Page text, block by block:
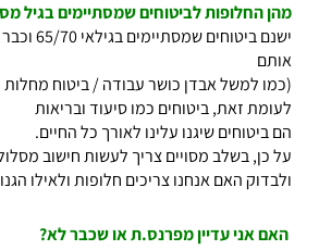
מהן החלופות לביטוחים שמסתיימים בגיל
ישנם
אותם
(כמו למשל אבדן כושר עבודה / ביטוח
לעומת זאת, ביטוחים כמו סיעוד ובריאות
הם ביטוחים שיגנו עלינו לאורך כל החיים.
על כן, בשלב מסויים צריך לעשות חישוב
ולבדוק האם אנחנו צריכים חלופות ולאילו
האם אני עדיין מפרנס.ת או שכבר לא?